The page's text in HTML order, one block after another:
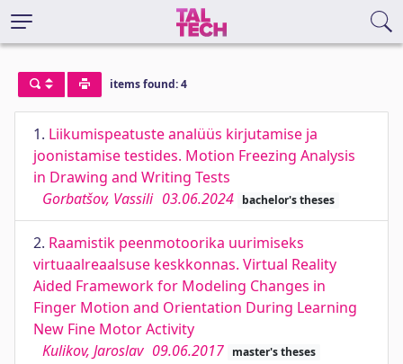
items found: 4
1. Liikumispeatuste analüüs kirjutamise ja
joonistamise testides. Motion Freezing Analysis
in Drawing and Writing Tests
Gorbatšov, Vassili 03.06.2024 bachelor's theses
2. Raamistik peenmotoorika uurimiseks
virtuaalreaalsuse keskkonnas. Virtual Reality
Aided Framework for Modeling Changes in
Finger Motion and Orientation During Learning
New Fine Motor Activity
Kulikov, Jaroslav 09.06.2017 master's theses